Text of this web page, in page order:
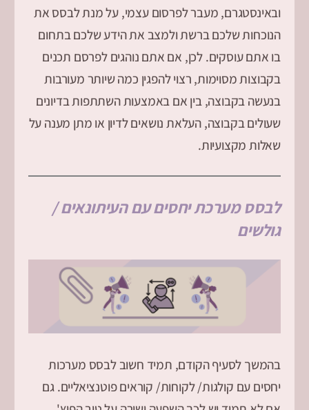
ובאינסטגרם, מעבר לפרסום עצמי, על מנת לבסס את
הנוכחות שלכם ברשת ולמצב את הידע שלכם בתחום
בו אתם עוסקים. לכן, אם אתם נוהגים לפרסם תכנים
בקבוצות מסוימות, רצוי להפגין כמה שיותר מעורבות
בנעשה בקבוצה, בין אם באמצעות השתתפות בדיונים
שעולים בקבוצה, העלאת נושאים לדיון או מתן מענה על
שאלות מקצועיות.
לבסס מערכת יחסים עם העיתונאים /
גולשים
בהמשך לסעיף הקודם, תמיד חשוב לבסס מערכות
יחסים עם קולגות/ לקוחות/ קוראים פוטנציאליים. גם